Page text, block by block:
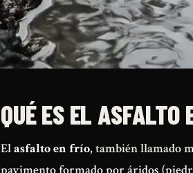
QUÉ ES EL ASFALTO
Elasfalto en frío, también llamado
pavimento formado por áridos